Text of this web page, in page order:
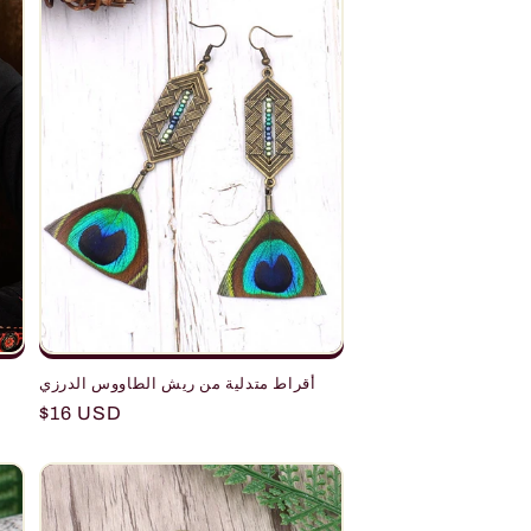
أقراط متدلية من ريش الطاووس الدرزي
Regular
$16 USD